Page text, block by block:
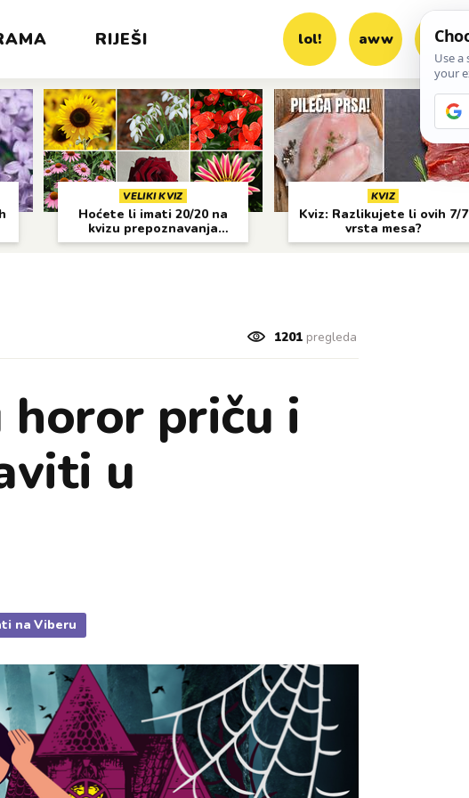
RIJEŠI lol! aww vrh!
VELIKI KVIZ
Hoćete li imati 20/20 na
kvizu prepoznavanja
cvijeća?
KVIZ
Kviz: Razlikujete li ovih 7/7
vrsta mesa?
1201pregleda
priču i
u
na Viberu